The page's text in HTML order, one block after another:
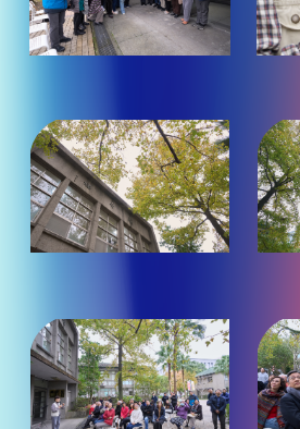
大
觀
大
觀
照
片
放
大
觀
照
片
放
大
觀
照
片
放
大
照
片
放
大